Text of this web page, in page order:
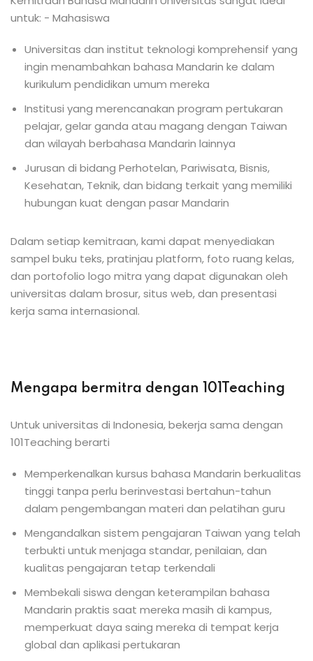
untuk: - Mahasiswa
Universitas dan institut teknologi komprehensif yang
ingin menambahkan bahasa Mandarin ke dalam
kurikulum pendidikan umum mereka
Institusi yang merencanakan program pertukaran
pelajar, gelar ganda atau magang dengan Taiwan
dan wilayah berbahasa Mandarin lainnya
Jurusan di bidang Perhotelan, Pariwisata, Bisnis,
Kesehatan, Teknik, dan bidang terkait yang memiliki
hubungan kuat dengan pasar Mandarin
Dalam setiap kemitraan, kami dapat menyediakan
sampel buku teks, pratinjau platform, foto ruang kelas,
dan portofolio logo mitra yang dapat digunakan oleh
universitas dalam brosur, situs web, dan presentasi
kerja sama internasional.
Mengapa bermitra dengan 101Teaching
Untuk universitas di Indonesia, bekerja sama dengan
101Teaching berarti
Memperkenalkan kursus bahasa Mandarin berkualitas
tinggi tanpa perlu berinvestasi bertahun-tahun
dalam pengembangan materi dan pelatihan guru
Mengandalkan sistem pengajaran Taiwan yang telah
terbukti untuk menjaga standar, penilaian, dan
kualitas pengajaran tetap terkendali
Membekali siswa dengan keterampilan bahasa
Mandarin praktis saat mereka masih di kampus,
memperkuat daya saing mereka di tempat kerja
global dan aplikasi pertukaran